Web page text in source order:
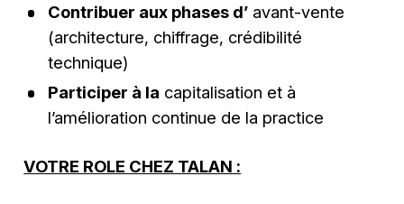
Contribuer aux phases d’avant-vente
(architecture, chiffrage, crédibilité
technique)
Participer à la capitalisation et à
l’amélioration continue de la practice
VOTRE ROLE CHEZ TALAN :